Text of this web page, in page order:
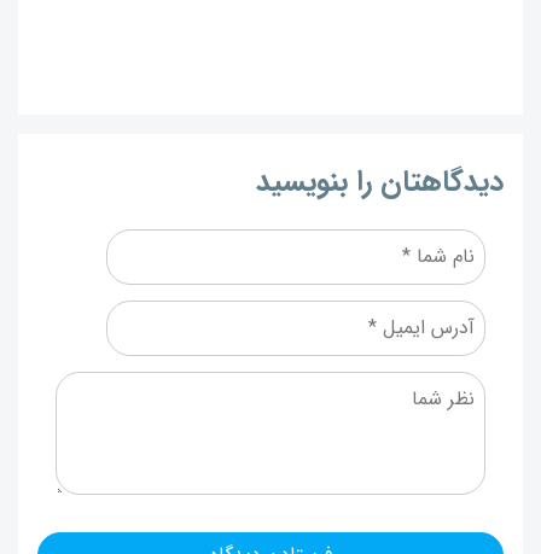
دیدگاهتان را بنویسید